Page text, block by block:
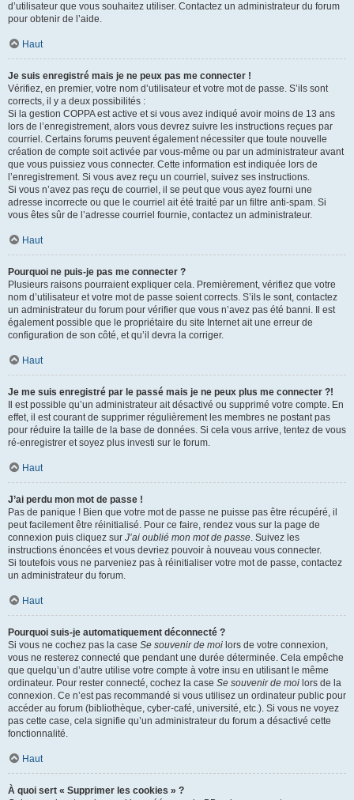
d’utilisateur que vous souhaitez utiliser. Contactez un administrateur du forum
pour obtenir de l’aide.
Haut
Je suis enregistré mais je ne peux pas me connecter !
Vérifiez, en premier, votre nom d’utilisateur et votre mot de passe. S’ils sont
corrects, il y a deux possibilités :
Si la gestion COPPA est active et si vous avez indiqué avoir moins de 13 ans
lors de l’enregistrement, alors vous devrez suivre les instructions reçues par
courriel. Certains forums peuvent également nécessiter que toute nouvelle
création de compte soit activée par vous-même ou par un administrateur avant
que vous puissiez vous connecter. Cette information est indiquée lors de
l’enregistrement. Si vous avez reçu un courriel, suivez ses instructions.
Si vous n’avez pas reçu de courriel, il se peut que vous ayez fourni une
adresse incorrecte ou que le courriel ait été traité par un filtre anti-spam. Si
vous êtes sûr de l’adresse courriel fournie, contactez un administrateur.
Haut
Pourquoi ne puis-je pas me connecter ?
Plusieurs raisons pourraient expliquer cela. Premièrement, vérifiez que votre
nom d’utilisateur et votre mot de passe soient corrects. S’ils le sont, contactez
un administrateur du forum pour vérifier que vous n’avez pas été banni. Il est
également possible que le propriétaire du site Internet ait une erreur de
configuration de son côté, et qu’il devra la corriger.
Haut
Je me suis enregistré par le passé mais je ne peux plus me connecter ?!
Il est possible qu’un administrateur ait désactivé ou supprimé votre compte. En
effet, il est courant de supprimer régulièrement les membres ne postant pas
pour réduire la taille de la base de données. Si cela vous arrive, tentez de vous
ré-enregistrer et soyez plus investi sur le forum.
Haut
J’ai perdu mon mot de passe !
Pas de panique ! Bien que votre mot de passe ne puisse pas être récupéré, il
peut facilement être réinitialisé. Pour ce faire, rendez vous sur la page de
connexion puis cliquez sur J’ai oublié mon mot de passe. Suivez les
instructions énoncées et vous devriez pouvoir à nouveau vous connecter.
Si toutefois vous ne parveniez pas à réinitialiser votre mot de passe, contactez
un administrateur du forum.
Haut
Pourquoi suis-je automatiquement déconnecté ?
Si vous ne cochez pas la case Se souvenir de moi lors de votre connexion,
vous ne resterez connecté que pendant une durée déterminée. Cela empêche
que quelqu’un d’autre utilise votre compte à votre insu en utilisant le même
ordinateur. Pour rester connecté, cochez la case Se souvenir de moi lors de la
connexion. Ce n’est pas recommandé si vous utilisez un ordinateur public pour
accéder au forum (bibliothèque, cyber-café, université, etc.). Si vous ne voyez
pas cette case, cela signifie qu’un administrateur du forum a désactivé cette
fonctionnalité.
Haut
À quoi sert « Supprimer les cookies » ?